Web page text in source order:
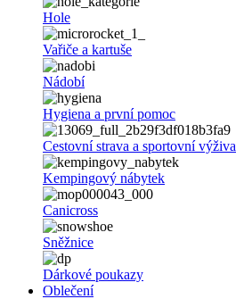
Hole
Vařiče a kartuše
Nádobí
Hygiena a první pomoc
Cestovní strava a sportovní výživa
Kempingový nábytek
Canicross
Sněžnice
Dárkové poukazy
Oblečení